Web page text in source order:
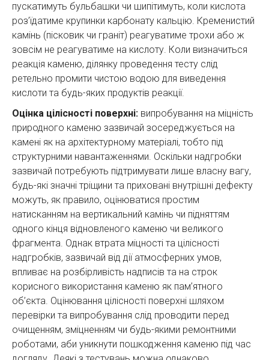
пускатимуть бульбашки чи шипітимуть, коли кислота
роз’їдатиме крупинки карбонату кальцію. Кременистий
камінь (пісковик чи граніт) реагуватиме трохи або ж
зовсім не реагуватиме на кислоту. Коли визначиться
реакція каменю, ділянку проведення тесту слід
ретельно промити чистою водою для виведення
кислоти та будь-яких продуктів реакції.
Оцінка цілісності поверхні: випробування на міцність
природного каменю зазвичай зосереджується на
камені як на архітектурному матеріалі, тобто під
структурними навантаженнями. Оскільки надгробки
зазвичай потребують підтримувати лише власну вагу,
будь-які значні тріщини та приховані внутрішні дефекту
можуть, як правило, оцінюватися простим
натисканням на вертикальний камінь чи підняттям
одного кінця відновленого каменю чи великого
фрагмента. Однак втрата міцності та цілісності
надгробків, зазвичай від дії атмосферних умов,
впливає на розбірливість надписів та на строк
корисного використання каменю як пам’ятного
об’єкта. Оцінювання цілісності поверхні шляхом
перевірки та випробування слід проводити перед
очищенням, зміцненням чи будь-якими ремонтними
роботами, аби уникнути пошкодження каменю під час